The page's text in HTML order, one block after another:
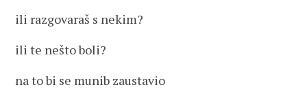
ili razgovaraš s nekim?
ili te nešto boli?
na to bi se munib zaustavio